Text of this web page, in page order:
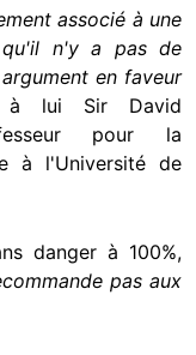
associé à une
qu'il n'y a pas de
en faveur
à lui Sir David
pour la
à l'Université de
danger à 100%,
pas aux